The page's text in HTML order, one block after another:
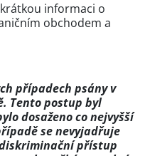
informaci o
obchodem a
případech psány v
Tento postup byl
dosaženo co nejvyšší
se nevyjadřuje
přístup